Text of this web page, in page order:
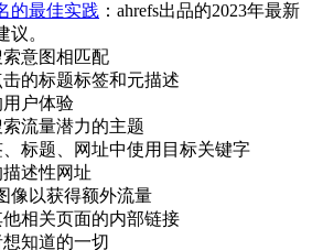
的最佳实践 ：ahrefs出品的2023年最新
议。
意图相匹配
的标题标签和元描述
户体验
流量潜力的主题
标题、网址中使用目标关键字
述性网址
像以获得额外流量
相关页面的内部链接
知道的一切